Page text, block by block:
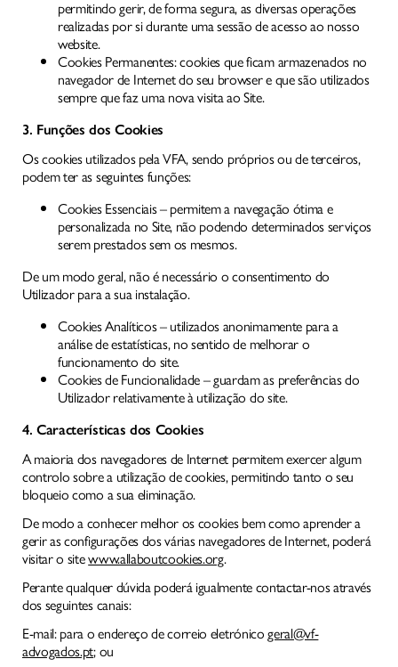
permitindo gerir, de forma segura, as diversas operações
realizadas por si durante uma sessão de acesso ao nosso
website.
Cookies Permanentes: cookies que ficam armazenados no
navegador de Internet do seu browser e que são utilizados
sempre que faz uma nova visita ao Site.
3. Funções dos Cookies
Os cookies utilizados pela VFA, sendo próprios ou de terceiros,
podem ter as seguintes funções:
Cookies Essenciais – permitem a navegação ótima e
personalizada no Site, não podendo determinados serviços
serem prestados sem os mesmos.
De um modo geral, não é necessário o consentimento do
Utilizador para a sua instalação.
Cookies Analíticos – utilizados anonimamente para a
análise de estatísticas, no sentido de melhorar o
funcionamento do site.
Cookies de Funcionalidade – guardam as preferências do
Utilizador relativamente à utilização do site.
4. Características dos Cookies
A maioria dos navegadores de Internet permitem exercer algum
controlo sobre a utilização de cookies, permitindo tanto o seu
bloqueio como a sua eliminação.
De modo a conhecer melhor os cookies bem como aprender a
gerir as configurações dos várias navegadores de Internet, poderá
visitar o sitewww.allaboutcookies.org.
Perante qualquer dúvida poderá igualmente contactar-nos através
dos seguintes canais:
E-mail: para o endereço de correio eletrónicogeral@vf-
advogados.pt; ou